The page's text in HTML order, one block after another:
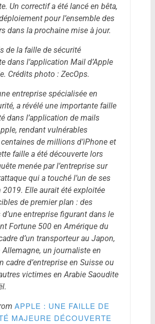
Un correctif a été lancé en bêta,
pour l’ensemble des
dans la prochaine mise à jour.
de la faille de sécurité
dans l’application Mail d’Apple
Crédits photo : ZecOps.
entreprise spécialisée en
a révélé une importante faille
dans l’application de mails
rendant vulnérables
de millions d’iPhone et
faille a été découverte lors
menée par l’entreprise sur
qui a touché l’un de ses
Elle aurait été exploitée
de premier plan : des
entreprise figurant dans le
Fortune 500 en Amérique du
d’un transporteur au Japon,
Allemagne, un journaliste en
cadre d’entreprise en Suisse ou
victimes en Arabie Saoudite
APPLE : UNE FAILLE DE
MAJEURE DÉCOUVERTE